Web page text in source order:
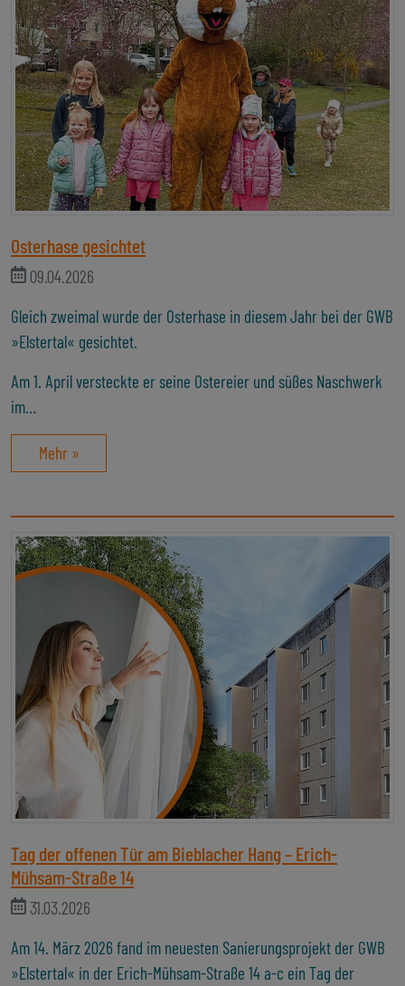
Osterhase gesichtet
09.04.2026
Gleich zweimal wurde der Osterhase in diesem Jahr bei der GWB
»Elstertal« gesichtet.
Am 1. April versteckte er seine Ostereier und süßes Naschwerk
im…
Mehr »
Tag der offenen Tür am Bieblacher Hang – Erich-
Mühsam-Straße 14
31.03.2026
Am 14. März 2026 fand im neuesten Sanierungsprojekt der GWB
»Elstertal« in der Erich-Mühsam-Straße 14 a-c ein Tag der